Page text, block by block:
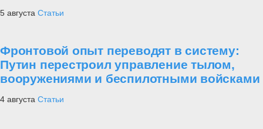
5 августа Статьи
Фронтовой опыт переводят в систему:
Путин перестроил управление тылом,
вооружениями и беспилотными войсками
4 августа Статьи